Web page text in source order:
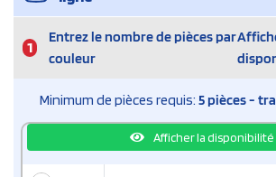
1
Entrez le nombre de pièces par
couleur
Minimum de pièces requis: 5 pièces -
Afficher la disponibilité